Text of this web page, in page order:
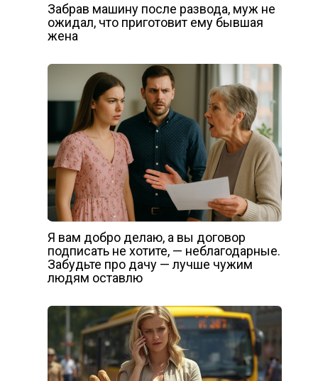
Забрав машину после развода, муж не
ожидал, что приготовит ему бывшая
жена
Я вам добро делаю, а вы договор
подписать не хотите, — неблагодарные.
Забудьте про дачу — лучше чужим
людям оставлю